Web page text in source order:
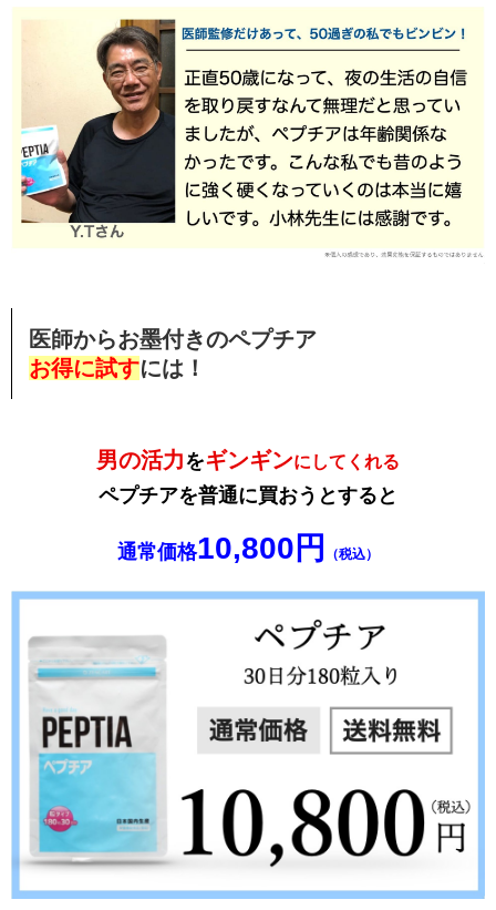
医師からお墨付きのペプチア
お得に試すには！
男の活力をギンギンにしてくれる
ペプチアを普通に買おうとすると
通常価格10,800円 （税込）